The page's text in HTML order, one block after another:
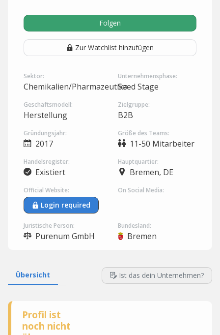
Folgen
Zur Watchlist hinzufügen
Sektor:
Chemikalien/Pharmazeutika
Unternehmensphase:
Seed Stage
Geschäftsmodell:
Herstellung
Zielgruppe:
B2B
Gründungsjahr:
2017
Größe des Teams:
11-50 Mitarbeiter
Handelsregister:
Existiert
Hauptquartier:
Bremen, DE
Official Website:
Login required
On Social Media:
Juristische Person:
Purenum GmbH
Bundesland:
Bremen
Übersicht Ist das dein Unternehmen?
Profil ist
noch nicht